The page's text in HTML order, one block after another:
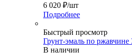
6 020 ₽/шт
Подробнее
Быстрый просмотр
Грунт-эмаль по ржавчине
В наличии